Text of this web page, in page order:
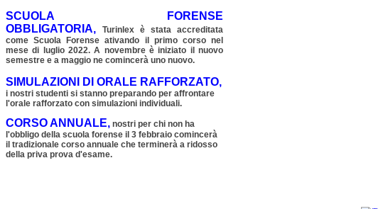
SCUOLA FORENSE
OBBLIGATORIA,
Turinlex è stata accreditata
come Scuola Forense ativando il primo corso nel
mese di luglio 2022. A novembre è iniziato il nuovo
semestre e a maggio ne comincerà uno nuovo.
SIMULAZIONI DI ORALE RAFFORZATO,
i nostri studenti si stanno preparando per affrontare
l'orale rafforzato con simulazioni individuali.
CORSO ANNUALE, nostri per chi non ha
l'obbligo della scuola forense il 3 febbraio comincerà
il tradizionale corso annuale che terminerà a ridosso
della priva prova d'esame.